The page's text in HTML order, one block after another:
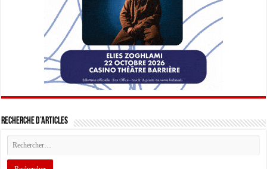
Recherche d’articles